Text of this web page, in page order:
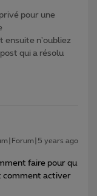
pour une
ensuite n'oubliez
qui a résolu
years ago
faire pour qu
comment activer